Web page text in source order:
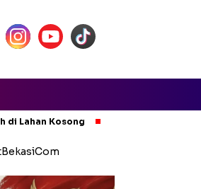
di Lahan Kosong